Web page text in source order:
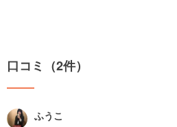
口コミ（2件）
ふうこ